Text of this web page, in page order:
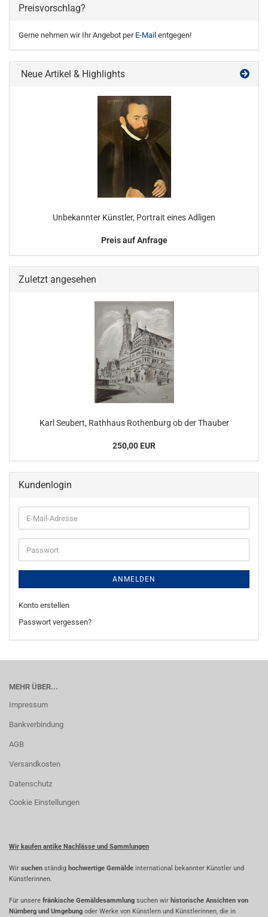
Preisvorschlag?
Gerne nehmen wir Ihr Angebot per E-Mail entgegen!
Neue Artikel & Highlights
Unbekannter Künstler, Portrait eines Adligen
Preis auf Anfrage
Zuletzt angesehen
Karl Seubert, Rathhaus Rothenburg ob der Thauber
250,00 EUR
Kundenlogin
E-
Mail-
Adresse
Passwort
ANMELDEN
Konto erstellen
Passwort vergessen?
MEHR ÜBER...
Impressum
Bankverbindung
AGB
Versandkosten
Datenschutz
Cookie Einstellungen
Wir kaufen antike Nachlässe und Sammlungen
Wir suchen ständig hochwertige Gemälde international bekannter Künstler und
Künstlerinnen.
Für unsere fränkische Gemäldesammlung suchen wir historische Ansichten von
Nürnberg und Umgebung oder Werke von Künstlern und Künstlerinnen, die in